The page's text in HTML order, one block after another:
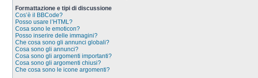
Formattazione e tipi di discussione
Cos’è il BBCode?
Posso usare l’HTML?
Cosa sono le emoticon?
Posso inserire delle immagini?
Che cosa sono gli annunci globali?
Cosa sono gli annunci?
Cosa sono gli argomenti importanti?
Cosa sono gli argomenti chiusi?
Che cosa sono le icone argomenti?